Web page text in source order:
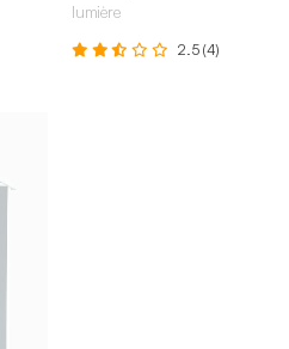
lumière
2.5 (4)